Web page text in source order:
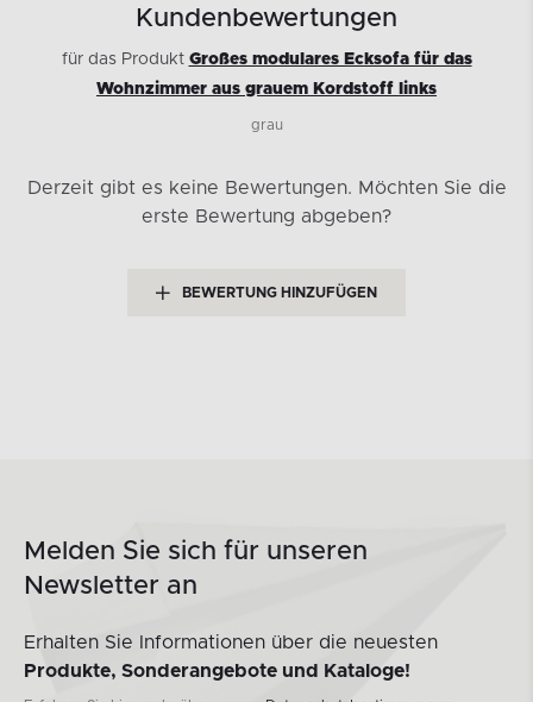
Kundenbewertungen
für das Produkt Großes modulares Ecksofa für das
Wohnzimmer aus grauem Kordstoff links
grau
Derzeit gibt es keine Bewertungen. Möchten Sie die
erste Bewertung abgeben?
BEWERTUNG HINZUFÜGEN
Melden Sie sich für unseren
Newsletter an
Erhalten Sie Informationen über die neuesten
Produkte, Sonderangebote und Kataloge!